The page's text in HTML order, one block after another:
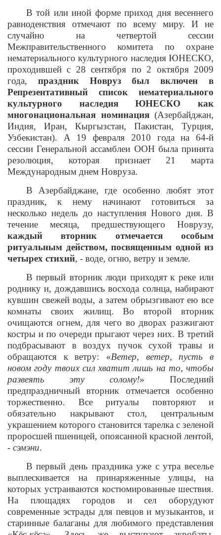
В той или иной форме приход дня весеннего
равноденствия отмечают по всему миру. И не
случайно на четвертой сессии
Межправительственного комитета по охране
нематериального культурного наследия ЮНЕСКО,
проходившей с 28 сентября по 2 октября 2009
года, праздник Новруз был включен в
Репрезентативный список нематериального
культурного наследия ЮНЕСКО как
многонациональная номинация(Азербайджан,
Индия, Иран, Кыргызстан, Пакистан, Турция,
Узбекистан). А 19 февраля 2010 года на 64-й
сессии Генеральной ассамблеи ООН была принята
резолюция, которая признает 21 марта
Международным днем Новруза.
В Азербайджане, где особенно любят этот
праздник, к нему начинают готовиться за
несколько недель до наступления Нового дня. В
течение месяца, предшествующего Новрузу,
каждый вторник отмечается особым
ритуальным действом, посвященным одной из
четырех стихий, - воде, огню, ветру и земле.
В первый вторник люди приходят к реке или
роднику и, дождавшись восхода солнца, набирают
кувшин свежей воды, а затем обрызгивают ею все
комнаты своих жилищ. Во второй вторник
очищаются огнем, для чего во дворах разжигают
костры и по очереди прыгают через них. В третий
подбрасывают в воздух пучок сухой травы и
обращаются к ветру: «Ветер, ветер, пусть в
новом году твоих сил хватит лишь на то, чтобы
развеять эту солому!» Последний
предпраздничный вторник отмечается особенно
торжественно. Все ритуалы повторяют и
обязательно накрывают стол, центральным
украшением которого становится тарелка с зеленой
проросшей пшеницей, опоясанной красной лентой,
- сэмэни.
В первый день праздника уже с утра веселье
выплескивается на принаряженные улицы, на
которых устраиваются костюмированные шествия.
На площадях городов и сел оборудуют
современные эстрады для певцов и музыкантов, и
старинные балаганы для любимого представления